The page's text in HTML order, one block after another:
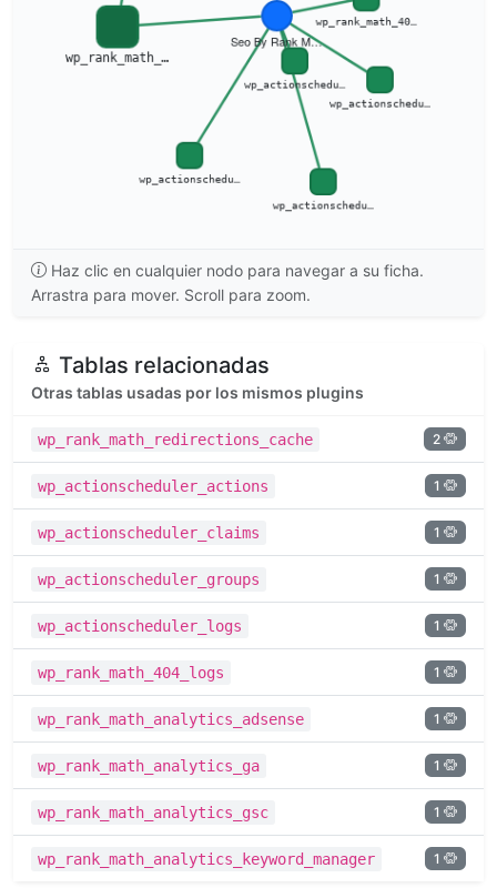
Haz clic en cualquier nodo para navegar a su ficha.
Arrastra para mover. Scroll para zoom.
Tablas relacionadas
Otras tablas usadas por los mismos plugins
wp_rank_math_redirections_cache 2
wp_actionscheduler_actions 1
wp_actionscheduler_claims 1
wp_actionscheduler_groups 1
wp_actionscheduler_logs 1
wp_rank_math_404_logs 1
wp_rank_math_analytics_adsense 1
wp_rank_math_analytics_ga 1
wp_rank_math_analytics_gsc 1
wp_rank_math_analytics_keyword_manager 1